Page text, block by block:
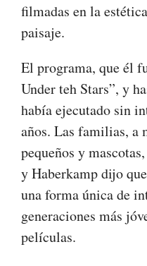
filmadas en la
paisaje.
El programa, que él
Under teh Stars”, y
había ejecutado sin
años. Las familias, a
pequeños y
y Haberkamp dijo
una forma única de
generaciones más
películas.